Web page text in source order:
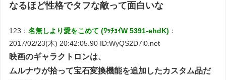
なるほど性格でタフな敵って面白いな
123：名無しより愛をこめて (ﾜｯﾁｮｲW 5391-ehdK) ：
2017/02/23(木) 20:42:05.90 ID:WyQS2D7i0.net
映画のギャラクトロンは、
ムルナウが拾って宝石変換機能を追加したカスタム品だ